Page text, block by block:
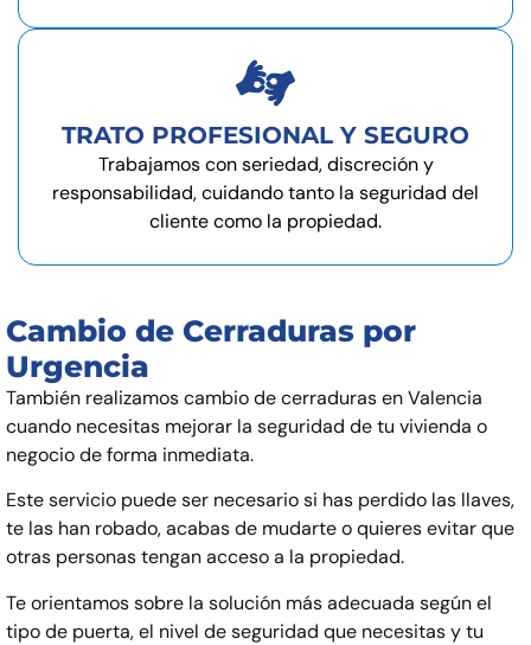
TRATO PROFESIONAL Y SEGURO
Trabajamos con seriedad, discreción y
responsabilidad, cuidando tanto la seguridad del
cliente como la propiedad.
Cambio de Cerraduras por
Urgencia
También realizamos cambio de cerraduras en Valencia
cuando necesitas mejorar la seguridad de tu vivienda o
negocio de forma inmediata.
Este servicio puede ser necesario si has perdido las llaves,
te las han robado, acabas de mudarte o quieres evitar que
otras personas tengan acceso a la propiedad.
Te orientamos sobre la solución más adecuada según el
tipo de puerta, el nivel de seguridad que necesitas y tu